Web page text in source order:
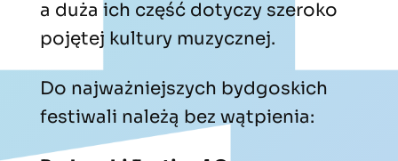
a duża ich część dotyczy szeroko
pojętej kultury muzycznej.
Do najważniejszych bydgoskich
festiwali należą bez wątpienia: